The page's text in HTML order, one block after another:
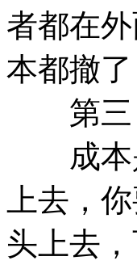
者都在
本都撤
第三
成本是
上去，
头上去